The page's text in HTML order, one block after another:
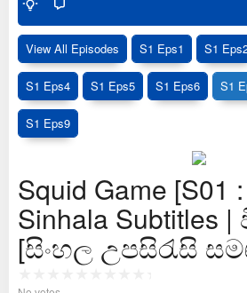
View All Episodes S1 Eps1 S1
S1 Eps4 S1 Eps5 S1 Eps6 S1
S1 Eps9
Squid Game [S01
Sinhala Subtitles
[සිංහල උපසිරැසි